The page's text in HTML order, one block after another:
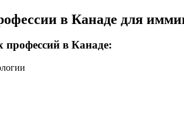
в Канаде для
профессий в Канаде: